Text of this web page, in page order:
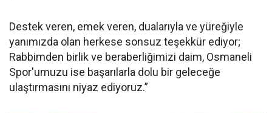
Destek veren, emek veren, dualarıyla ve yüreğiyle
yanımızda olan herkese sonsuz teşekkür ediyor;
Rabbimden birlik ve beraberliğimizi daim, Osmaneli
Spor'umuzu ise başarılarla dolu bir geleceğe
ulaştırmasını niyaz ediyoruz.”